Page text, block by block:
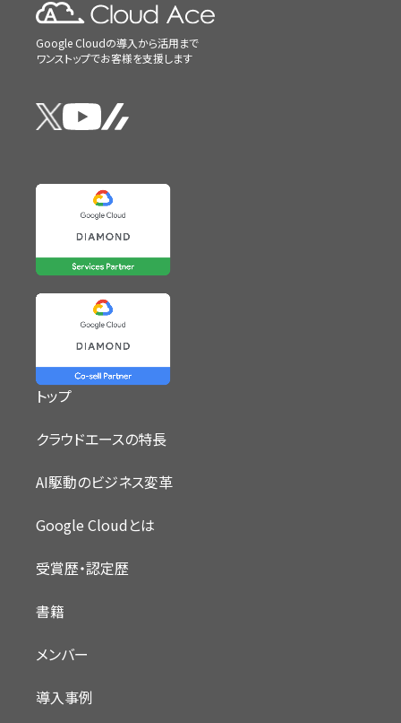
Google Cloudの導入から活用まで
ワンストップでお客様を支援します
トップ
クラウドエースの特長
AI駆動のビジネス変革
Google Cloudとは
受賞歴・認定歴
書籍
メンバー
導入事例